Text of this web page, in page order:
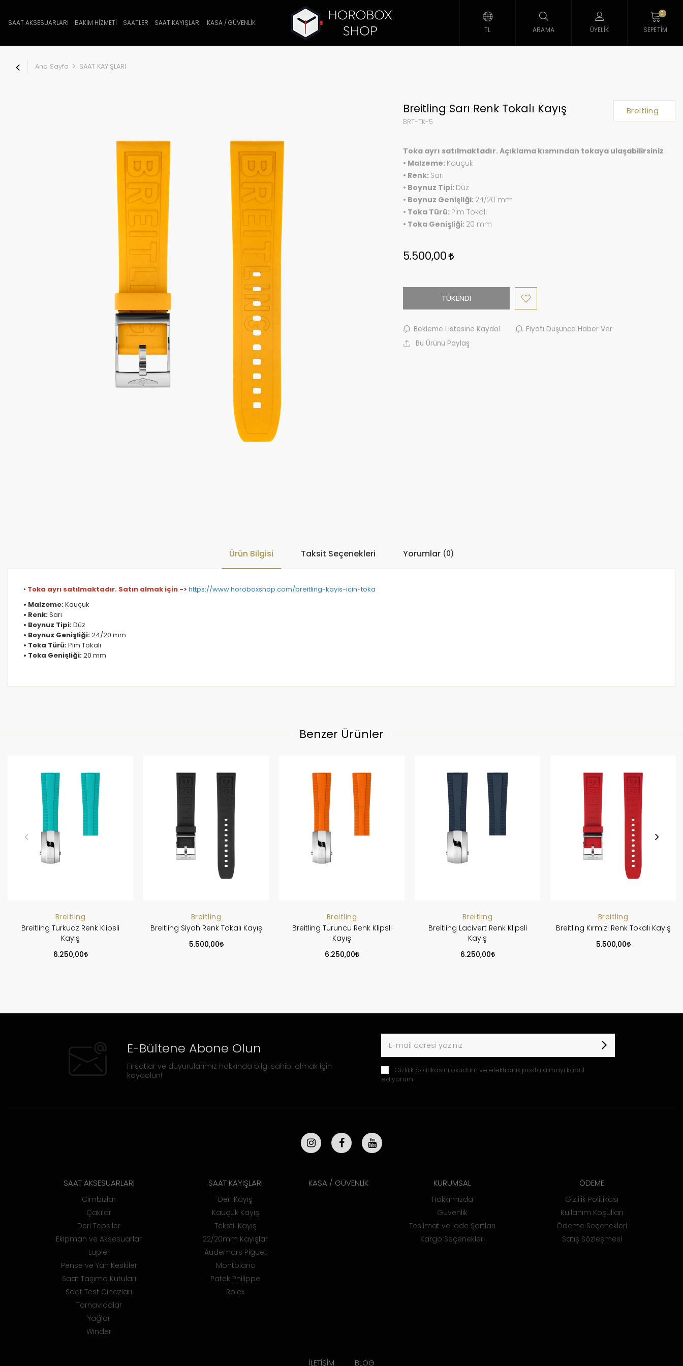
SAAT AKSESUARLARI BAKIM HİZMETİ SAATLER SAAT KAYIŞLARI
KASA / GÜVENLİK
TL
ARAMA ÜYELIK
0
SEPETIM
Ana Sayfa SAAT KAYIŞLARI
Breitling
Breitling Sarı Renk Tokalı Kayış
BRT-TK-5
Toka ayrı satılmaktadır. Açıklama kısmından tokaya ulaşabilirsiniz
• Malzeme: Kauçuk
• Renk: Sarı
• Boynuz Tipi: Düz
• Boynuz Genişliği: 24/20 mm
• Toka Türü: Pim Tokalı
• Toka Genişliği: 20 mm
5.500,00
TÜKENDİ
Bekleme Listesine Kaydol Fiyatı Düşünce Haber Ver
Bu Ürünü Paylaş
Ürün Bilgisi Taksit Seçenekleri Yorumlar (0)
• Toka ayrı satılmaktadır. Satın almak için -> https://www.horoboxshop.com/breitling-kayis-icin-toka
• Malzeme: Kauçuk
• Renk: Sarı
• Boynuz Tipi: Düz
• Boynuz Genişliği: 24/20 mm
• Toka Türü: Pim Tokalı
• Toka Genişliği: 20 mm
Benzer Ürünler
Breitling
Breitling Turkuaz Renk Klipsli
Kayış
6.250,00
Breitling
Breitling Siyah Renk Tokalı Kayış
5.500,00
Breitling
Breitling Turuncu Renk Klipsli
Kayış
6.250,00
Breitling
Breitling Lacivert Renk Klipsli
Kayış
6.250,00
Breitling
Breitling Kırmızı Renk Tokalı Kayış
5.500,00
E-Bültene Abone Olun
Fırsatlar ve duyurularımız hakkında bilgi sahibi olmak için
kaydolun!
Gizlilik politikasını okudum ve elektronik posta almayı kabul
ediyorum.
SAAT AKSESUARLARI
Cımbızlar
Çakılar
Deri Tepsiler
Ekipman ve Aksesuarlar
Lupler
Pense ve Yan Keskiler
Saat Taşıma Kutuları
Saat Test Cihazları
Tornavidalar
Yağlar
Winder
SAAT KAYIŞLARI
Deri Kayış
Kauçuk Kayış
Tekstil Kayış
22/20mm Kayışlar
Audemars Piguet
Montblanc
Patek Philippe
Rolex
KASA / GÜVENLİK KURUMSAL
Hakkımızda
Güvenlik
Teslimat ve İade Şartları
Kargo Seçenekleri
ÖDEME
Gizlilik Politikası
Kullanım Koşulları
Ödeme Seçenekleri
Satış Sözleşmesi
İLETİŞİM BLOG